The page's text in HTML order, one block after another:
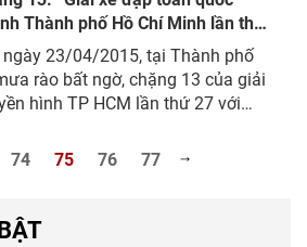
Thành phố Hồ Chí Minh lần thứ
23/04/2015, tại Thành phố
rào bất ngờ, chặng 13 của giải
hình TP HCM lần thứ 27 với
nan và khó khăn đối với 84 vận
74 75 76 77